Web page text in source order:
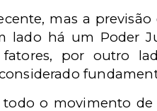
mas a
lado há um Poder
por outro
todo o movimento